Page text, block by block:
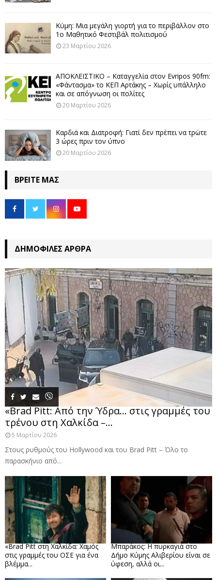
Κύμη: Μια μεγάλη γιορτή για το περιβάλλον στο
1ο Μαθητικό Φεστιβάλ πολιτισμού
23 Μαρτίου 2026
ΑΠΟΚΛΕΙΣΤΙΚΟ – Καταγγελία στον Evripos 90fm:
«Φάντασμα» το ΚΕΠ Αρτάκης – Χωρίς υπάλληλο
και σε απόγνωση οι πολίτες
20 Μαρτίου 2026
Καρδιά και Διατροφή: Γιατί δεν πρέπει να τρώτε
3 ώρες πριν τον ύπνο
20 Μαρτίου 2026
ΒΡΕΊΤΕ ΜΑΣ
ΔΗΜΟΦΙΛΈΣ ΆΡΘΡΑ
«Brad Pitt: Από την Ύδρα… στις γραμμές του
τρένου στη Χαλκίδα –...
5 Μαρτίου 2026
Στους ρυθμούς του Hollywood και του Brad Pitt – Όλο το
παρασκήνιο από...
«Brad Pitt στη Χαλκίδα: Χαμός
στις γραμμές του ΟΣΕ για ένα
βλέμμα...
Μπαράκος: Η πυρκαγιά στο
Δήμο Κύμης Αλιβερίου είναι σε
ύφεση, αλλά οι...